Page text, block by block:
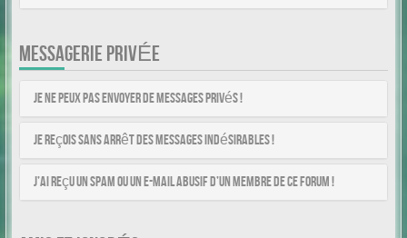
MESSAGERIE PRIVÉE
Je ne peux pas envoyer de messages privés !
Je reçois sans arrêt des messages indésirables !
J’ai reçu un spam ou un e-mail abusif d’un membre de ce forum !